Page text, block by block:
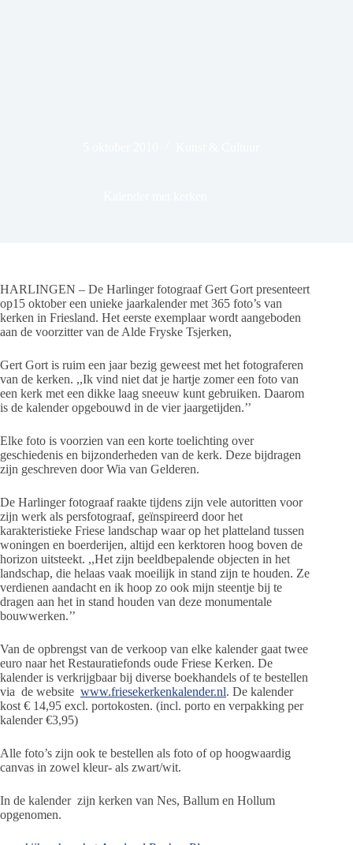
HARLINGEN – De Harlinger fotograaf Gert Gort presenteert
op15 oktober een unieke jaarkalender met 365 foto’s van
kerken in Friesland. Het eerste exemplaar wordt aangeboden
aan de voorzitter van de Alde Fryske Tsjerken,
Gert Gort is ruim een jaar bezig geweest met het fotograferen
van de kerken. ,,Ik vind niet dat je hartje zomer een foto van
een kerk met een dikke laag sneeuw kunt gebruiken. Daarom
is de kalender opgebouwd in de vier jaargetijden.’’
Elke foto is voorzien van een korte toelichting over
geschiedenis en bijzonderheden van de kerk. Deze bijdragen
zijn geschreven door Wia van Gelderen.
De Harlinger fotograaf raakte tijdens zijn vele autoritten voor
zijn werk als persfotograaf, geïnspireerd door het
karakteristieke Friese landschap waar op het platteland tussen
woningen en boerderijen, altijd een kerktoren hoog boven de
horizon uitsteekt. ,,Het zijn beeldbepalende objecten in het
landschap, die helaas vaak moeilijk in stand zijn te houden. Ze
verdienen aandacht en ik hoop zo ook mijn steentje bij te
dragen aan het in stand houden van deze monumentale
bouwwerken.’’
Van de opbrengst van de verkoop van elke kalender gaat twee
euro naar het Restauratiefonds oude Friese Kerken. De
kalender is verkrijgbaar bij diverse boekhandels of te bestellen
via de website www.friesekerkenkalender.nl. De kalender
kost € 14,95 excl. portokosten. (incl. porto en verpakking per
kalender €3,95)
Alle foto’s zijn ook te bestellen als foto of op hoogwaardig
canvas in zowel kleur- als zwart/wit.
In de kalender zijn kerken van Nes, Ballum en Hollum
opgenomen.